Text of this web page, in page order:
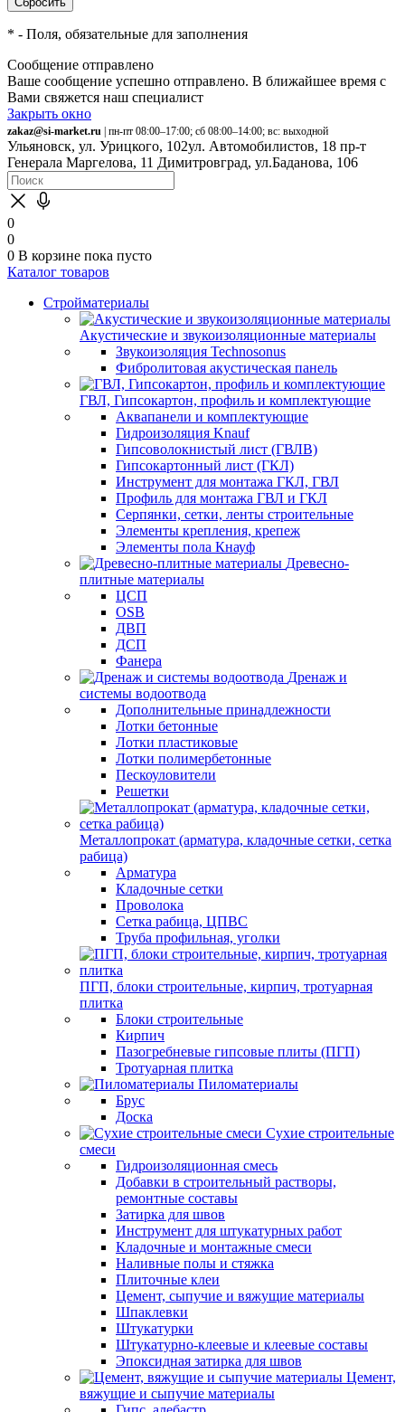
* - Поля, обязательные для заполнения
Сообщение отправлено
Ваше сообщение успешно отправлено. В ближайшее время с
Вами свяжется наш специалист
Закрыть окно
zakaz@si-market.ru | пн-пт 08:00–17:00; сб 08:00–14:00; вс: выходной
Ульяновск, ул. Урицкого, 102ул. Автомобилистов, 18 пр-т
Генерала Маргелова, 11 Димитровград, ул.Баданова, 106
0
0
0 В корзине пока пусто
Каталог товаров
Стройматериалы
Акустические и звукоизоляционные материалы
Звукоизоляция Technosonus
Фибролитовая акустическая панель
ГВЛ, Гипсокартон, профиль и комплектующие
Аквапанели и комплектующие
Гидроизоляция Knauf
Гипсоволокнистый лист (ГВЛВ)
Гипсокартонный лист (ГКЛ)
Инструмент для монтажа ГКЛ, ГВЛ
Профиль для монтажа ГВЛ и ГКЛ
Серпянки, сетки, ленты строительные
Элементы крепления, крепеж
Элементы пола Кнауф
Древесно-
плитные материалы
ЦСП
OSB
ДВП
ДСП
Фанера
Дренаж и
системы водоотвода
Дополнительные принадлежности
Лотки бетонные
Лотки пластиковые
Лотки полимербетонные
Пескоуловители
Решетки
Металлопрокат (арматура, кладочные сетки, сетка
рабица)
Арматура
Кладочные сетки
Проволока
Сетка рабица, ЦПВС
Труба профильная, уголки
ПГП, блоки строительные, кирпич, тротуарная
плитка
Блоки строительные
Кирпич
Пазогребневые гипсовые плиты (ПГП)
Тротуарная плитка
Пиломатериалы
Брус
Доска
Сухие строительные
смеси
Гидроизоляционная смесь
Добавки в строительный растворы,
ремонтные составы
Затирка для швов
Инструмент для штукатурных работ
Кладочные и монтажные смеси
Наливные полы и стяжка
Плиточные клеи
Цемент, сыпучие и вяжущие материалы
Шпаклевки
Штукатурки
Штукатурно-клеевые и клеевые составы
Эпоксидная затирка для швов
Цемент,
вяжущие и сыпучие материалы